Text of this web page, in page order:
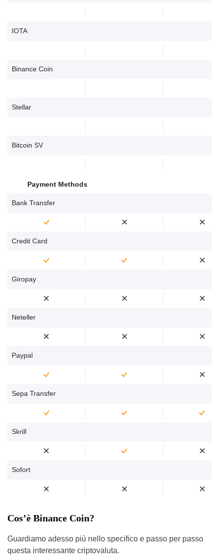
IOTA
Binance Coin
Stellar
Bitcoin SV
Payment Methods
Bank Transfer
Credit Card
Giropay
Neteller
Paypal
Sepa Transfer
Skrill
Sofort
Cos’è Binance Coin?
Guardiamo adesso più nello specifico e passo per passo
questa interessante criptovaluta.